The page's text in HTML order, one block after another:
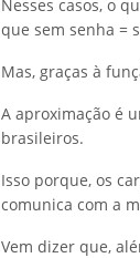
Nesses casos, o
que sem senha =
Mas, graças à
A aproximação é
brasileiros.
Isso porque, os
comunica com a
Vem dizer que,